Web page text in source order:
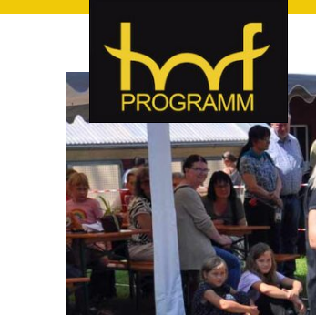
hof-programm –
hof-programm – das